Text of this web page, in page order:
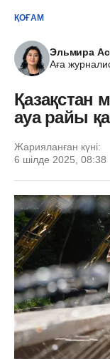
ҚОҒАМ
Эльмира
Аға
Қазақстан
ауа райы
Жарияланған күні:
6 шілде 2025, 08:38